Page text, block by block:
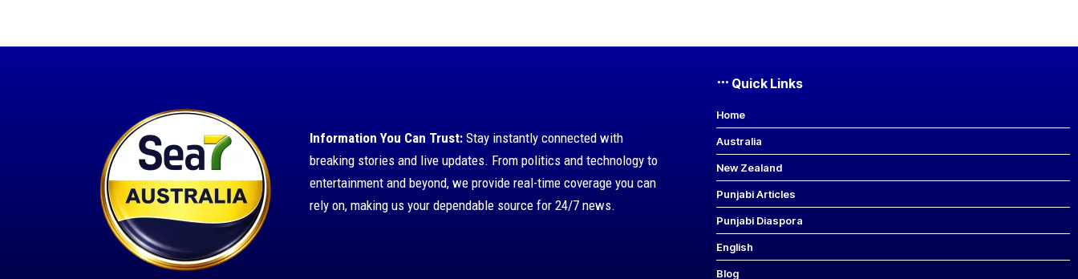
Information You Can Trust: Stay instantly connected with
breaking stories and live updates. From politics and technology to
entertainment and beyond, we provide real-time coverage you can
rely on, making us your dependable source for 24/7 news.
Quick Links
Home
Australia
New Zealand
Punjabi Articles
Punjabi Diaspora
English
Blog